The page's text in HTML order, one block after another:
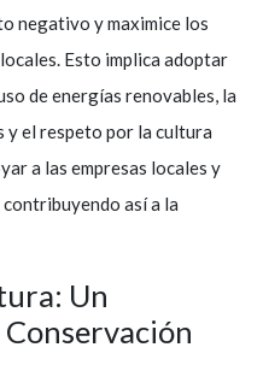
negativo y maximice los
Esto implica adoptar
de energías renovables, la
y el respeto por la cultura
a las empresas locales y
así a la
Un